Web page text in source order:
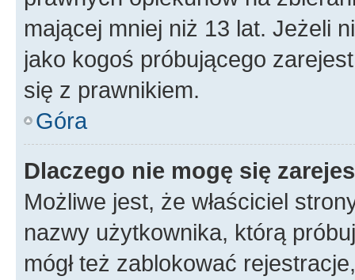
mającej mniej niż 13 lat. Jeżeli
jako kogoś próbującego
się z prawnikiem.
Góra
Dlaczego nie mogę się
Możliwe jest, że właściciel
nazwy użytkownika, którą
mógł też zablokować